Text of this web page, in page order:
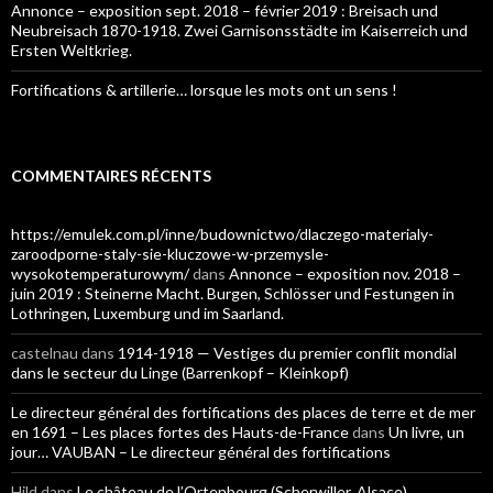
Annonce – exposition sept. 2018 – février 2019 : Breisach und
Neubreisach 1870-1918. Zwei Garnisonsstädte im Kaiserreich und
Ersten Weltkrieg.
Fortifications & artillerie… lorsque les mots ont un sens !
COMMENTAIRES RÉCENTS
https://emulek.com.pl/inne/budownictwo/dlaczego-materialy-
zaroodporne-staly-sie-kluczowe-w-przemysle-
wysokotemperaturowym/dans Annonce – exposition nov. 2018 –
juin 2019 : Steinerne Macht. Burgen, Schlösser und Festungen in
Lothringen, Luxemburg und im Saarland.
castelnau dans 1914-1918 — Vestiges du premier conflit mondial
dans le secteur du Linge (Barrenkopf – Kleinkopf)
Le directeur général des fortifications des places de terre et de mer
en 1691 – Les places fortes des Hauts-de-Francedans Un livre, un
jour… VAUBAN – Le directeur général des fortifications